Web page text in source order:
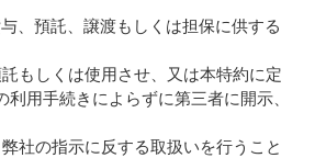
、預託、譲渡もしくは担保に供する
もしくは使用させ、又は本特約に定
利用手続きによらずに第三者に開示、
社の指示に反する取扱いを行うこと